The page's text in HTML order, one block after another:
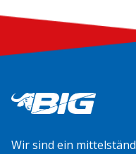
Wir sind ein